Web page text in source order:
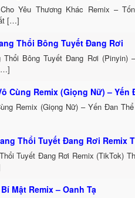
Yêu Thương Khác Remix –
[…]
Thổi Bông Tuyết Đang Rơi
Thổi Bông Tuyết Đang Rơi (Pinyin)
Cùng Remix (Giọng Nữ) – Yến
Remix (Giọng Nữ) – Yến Đan
Thổi Tuyết Đang Rơi Remix
Tuyết Đang Rơi Remix (TikTok)
Mật Remix – Oanh Tạ